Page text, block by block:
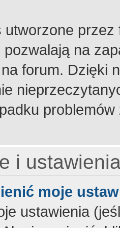
utworzone
na
forum. Dzięki
i
moje
ustawienia